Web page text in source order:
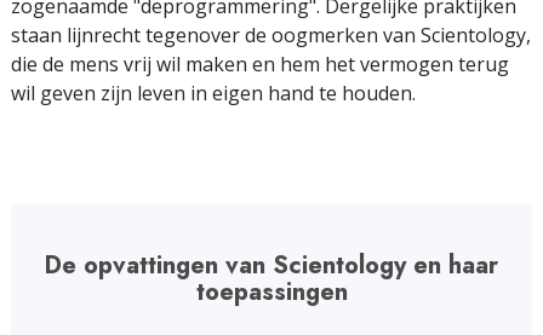
zogenaamde "deprogrammering". Dergelijke praktijken
staan lijnrecht tegenover de oogmerken van Scientology,
die de mens vrij wil maken en hem het vermogen terug
wil geven zijn leven in eigen hand te houden.
De opvattingen van Scientology en haar
toepassingen